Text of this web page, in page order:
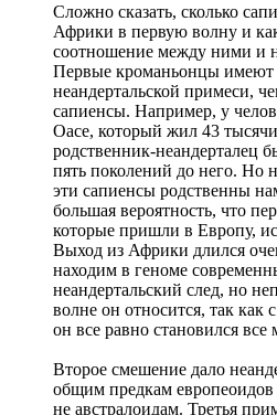
Сложно сказать, сколько
Африки в первую волну и
соотношение между ними и
Первые кроманьонцы имеют
неандертальской примеси,
сапиенсы. Например, у
Оасе, который жил 43 тысячи
родственник-неандерталец
пять поколений до него. Но
эти сапиенсы родственны
большая вероятность, что
которые пришли в Европу,
Выход из Африки длился
находим в геноме
неандертальский след, но
волне он относится, так
он все равно становился
Второе смешение дало
общим предкам
не австралоидам. Третья